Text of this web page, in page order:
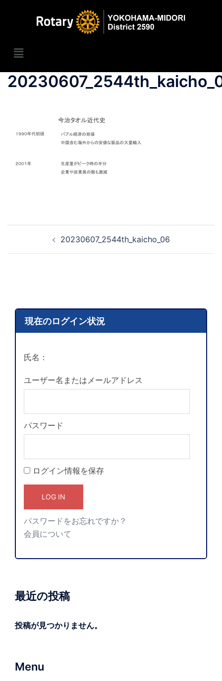
20230607_2544th_kaicho_06
現在のログイン状況
氏名：
ユーザー名またはメールアドレス
パスワード
ログイン情報を保存
パスワードをお忘れですか？
会員について
最近の投稿
投稿が見つかりません。
Menu